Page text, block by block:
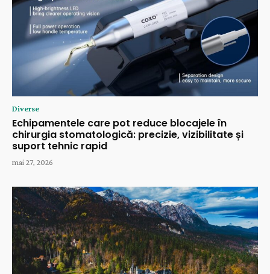
Diverse
Echipamentele care pot reduce blocajele în
chirurgia stomatologică: precizie, vizibilitate și
suport tehnic rapid
mai 27, 2026